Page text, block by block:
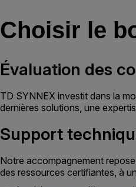
Choisir le
Évaluation des
TD SYNNEX investit dans la
dernières solutions, une
Support
Notre accompagnement
des ressources certifiantes, à